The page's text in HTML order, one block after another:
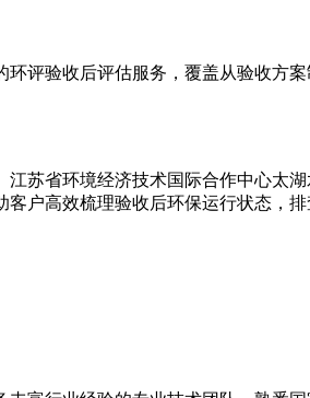
验收后评估服务，覆盖从验收方案
苏省环境经济技术国际合作中心太湖
户高效梳理验收后环保运行状态，